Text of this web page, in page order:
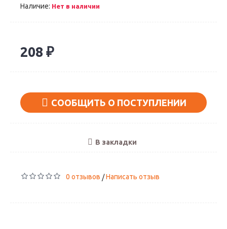
Наличие: Нет в наличии
208 ₽
СООБЩИТЬ О ПОСТУПЛЕНИИ
В закладки
0 отзывов /Написать отзыв